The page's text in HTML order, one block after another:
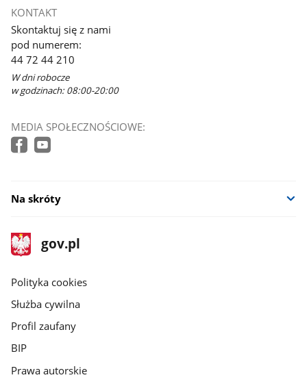
KONTAKT
Skontaktuj się z nami
pod numerem:
44 72 44 210
W dni robocze
w godzinach: 08:00-20:00
MEDIA SPOŁECZNOŚCIOWE:
Na skróty
stopka
gov.pl
Strona
gov.pl
gov.pl
Polityka cookies
Służba cywilna
Profil zaufany
BIP
Prawa autorskie